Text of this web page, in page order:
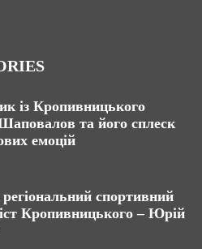
із Кропивницького
та його сплеск
емоцій
спортивний
Кропивницького – Юрій